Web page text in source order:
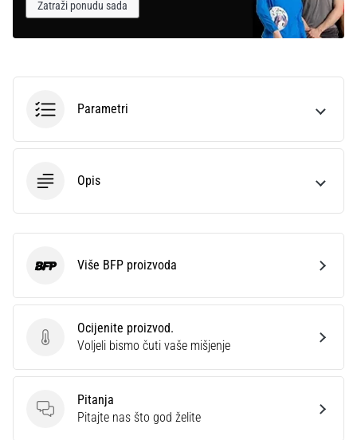
Zatraži ponudu sada
Parametri
Opis
Ocijenite proizvod.
Ocijenite proizvod.
Voljeli bismo čuti vaše mišjenje
Pitanja
Pitanja
Pitajte nas što god želite
BFP Više BFP proizvoda